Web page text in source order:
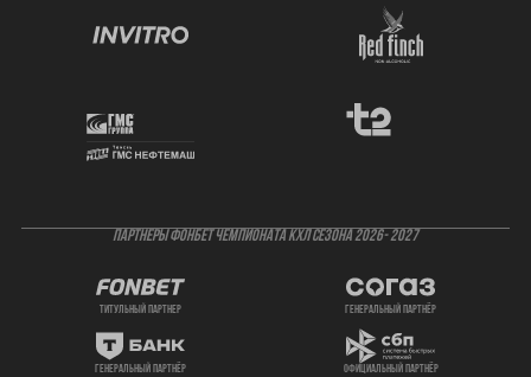
ПАРТНЕРЫ ФОНБЕТ ЧЕМПИОНАТА КХЛ СЕЗОНА 2026- 2027
титульный партнер генеральный партнёр
генеральный партнёр официальный партнёр